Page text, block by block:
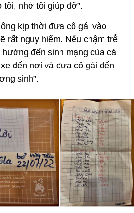
tôi, nhờ tôi giúp đỡ”.
kịp thời đưa cô gái vào
rất nguy hiểm. Nếu chậm trễ
đến sinh mạng của cả
đến nơi và đưa cô gái đến
sinh”.